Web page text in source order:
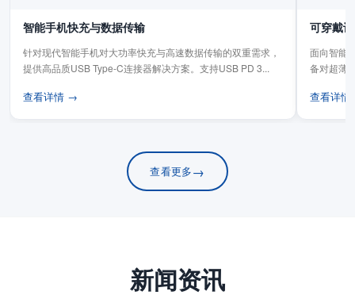
智能手机快充与数据传输
针对现代智能手机对大功率快充与高速数据传输的双重需求，
提供高品质USB Type-C连接器解决方案。支持USB PD 3...
查看详情 →
可穿戴
面向智能
备对超薄
查看详
查看更多→
新闻资讯